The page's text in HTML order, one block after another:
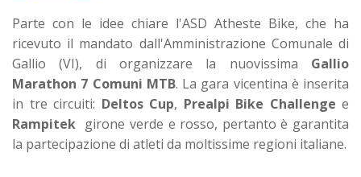
Parte con le idee chiare l'ASD Atheste Bike, che ha
ricevuto il mandato dall'Amministrazione Comunale di
Gallio (VI), di organizzare la nuovissima Gallio
Marathon 7 Comuni MTB. La gara vicentina è inserita
in tre circuiti: Deltos Cup, Prealpi Bike Challenge e
Rampitek girone verde e rosso, pertanto è garantita
la partecipazione di atleti da moltissime regioni italiane.